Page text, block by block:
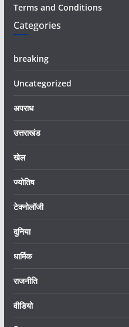
Terms and Conditions
Categories
breaking
Uncategorized
अपराध
उत्तराखंड
खेल
ज्योतिष
टेक्नोलॉजी
दुनिया
धार्मिक
राजनीति
वीडियो